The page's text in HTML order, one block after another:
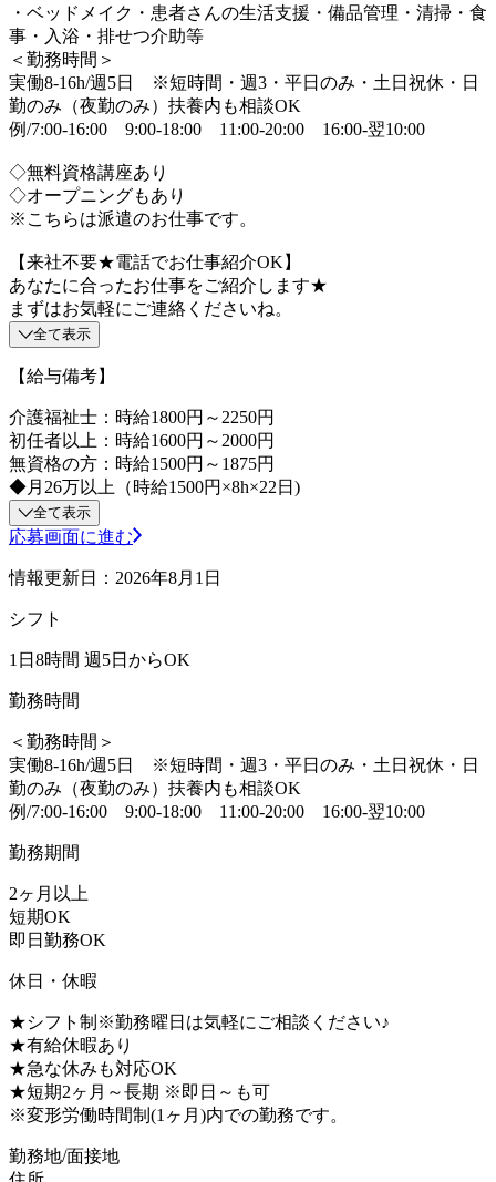
・ベッドメイク・患者さんの生活支援・備品管理・清掃・食
事・入浴・排せつ介助等
＜勤務時間＞
実働8-16h/週5日 ※短時間・週3・平日のみ・土日祝休・日
勤のみ（夜勤のみ）扶養内も相談OK
例/7:00-16:00 9:00-18:00 11:00-20:00 16:00-翌10:00
◇無料資格講座あり
◇オープニングもあり
※こちらは派遣のお仕事です。
【来社不要★電話でお仕事紹介OK】
あなたに合ったお仕事をご紹介します★
まずはお気軽にご連絡くださいね。
全て表示
【給与備考】
介護福祉士：時給1800円～2250円
初任者以上：時給1600円～2000円
無資格の方：時給1500円～1875円
◆月26万以上（時給1500円×8h×22日)
全て表示
応募画面に進む
情報更新日：2026年8月1日
シフト
1日8時間 週5日からOK
勤務時間
＜勤務時間＞
実働8-16h/週5日 ※短時間・週3・平日のみ・土日祝休・日
勤のみ（夜勤のみ）扶養内も相談OK
例/7:00-16:00 9:00-18:00 11:00-20:00 16:00-翌10:00
勤務期間
2ヶ月以上
短期OK
即日勤務OK
休日・休暇
★シフト制※勤務曜日は気軽にご相談ください♪
★有給休暇あり
★急な休みも対応OK
★短期2ヶ月～長期 ※即日～も可
※変形労働時間制(1ヶ月)内での勤務です。
勤務地/面接地